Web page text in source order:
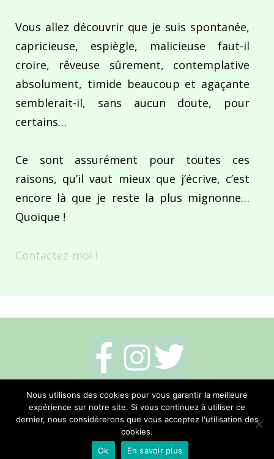
Vous allez découvrir que je suis spontanée,
capricieuse, espiègle, malicieuse faut-il
croire, rêveuse sûrement, contemplative
absolument, timide beaucoup et agaçante
semblerait-il, sans aucun doute, pour
certains…
Ce sont assurément pour toutes ces
raisons, qu’il vaut mieux que j’écrive, c’est
encore là que je reste la plus mignonne…
Quoique !
Contactez-moi !
Mentions légales- Politique de cookies-
Me contacter
Réalisation Hano Communication
Nous utilisons des cookies pour vous garantir la meilleure
expérience sur notre site. Si vous continuez à utiliser ce
dernier, nous considérerons que vous acceptez l'utilisation des
cookies.
Ok
En savoir plus